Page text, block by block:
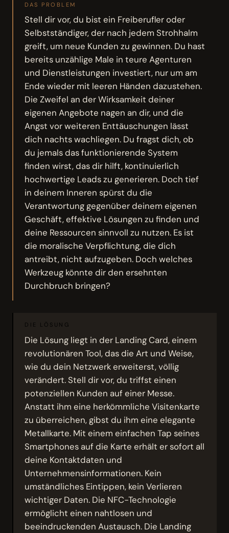
DAS PROBLEM
Stell dir vor, du bist ein Freiberufler oder
Selbstständiger, der nach jedem Strohhalm
greift, um neue Kunden zu gewinnen. Du hast
bereits unzählige Male in teure Agenturen
und Dienstleistungen investiert, nur um am
Ende wieder mit leeren Händen dazustehen.
Die Zweifel an der Wirksamkeit deiner
eigenen Angebote nagen an dir, und die
Angst vor weiteren Enttäuschungen lässt
dich nachts wachliegen. Du fragst dich, ob
du jemals das funktionierende System
finden wirst, das dir hilft, kontinuierlich
hochwertige Leads zu generieren. Doch tief
in deinem Inneren spürst du die
Verantwortung gegenüber deinem eigenen
Geschäft, effektive Lösungen zu finden und
deine Ressourcen sinnvoll zu nutzen. Es ist
die moralische Verpflichtung, die dich
antreibt, nicht aufzugeben. Doch welches
Werkzeug könnte dir den ersehnten
Durchbruch bringen?
DIE LÖSUNG
Die Lösung liegt in der Landing Card, einem
revolutionären Tool, das die Art und Weise,
wie du dein Netzwerk erweiterst, völlig
verändert. Stell dir vor, du triffst einen
potenziellen Kunden auf einer Messe.
Anstatt ihm eine herkömmliche Visitenkarte
zu überreichen, gibst du ihm eine elegante
Metallkarte. Mit einem einfachen Tap seines
Smartphones auf die Karte erhält er sofort all
deine Kontaktdaten und
Unternehmensinformationen. Kein
umständliches Eintippen, kein Verlieren
wichtiger Daten. Die NFC-Technologie
ermöglicht einen nahtlosen und
beeindruckenden Austausch. Die Landing